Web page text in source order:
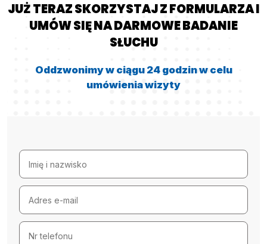
JUŻ TERAZ SKORZYSTAJ Z FORMULARZA I
UMÓW SIĘ NA DARMOWE BADANIE
SŁUCHU
Oddzwonimy w ciągu 24 godzin w celu
umówienia wizyty